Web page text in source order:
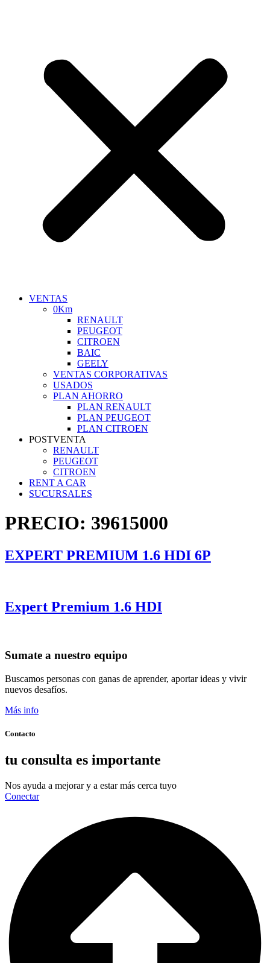
VENTAS
0Km
RENAULT
PEUGEOT
CITROEN
BAIC
GEELY
VENTAS CORPORATIVAS
USADOS
PLAN AHORRO
PLAN RENAULT
PLAN PEUGEOT
PLAN CITROEN
POSTVENTA
RENAULT
PEUGEOT
CITROEN
RENT A CAR
SUCURSALES
PRECIO: 39615000
EXPERT PREMIUM 1.6 HDI 6P
Expert Premium 1.6 HDI
Sumate a nuestro equipo
Buscamos personas con ganas de aprender, aportar ideas y vivir
nuevos desafíos.
Más info
Contacto
tu consulta es importante
Nos ayuda a mejorar y a estar más cerca tuyo
Conectar